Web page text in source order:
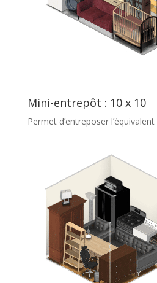
Mini-entrepôt : 10 x 10
Permet d’entreposer l’équivalent